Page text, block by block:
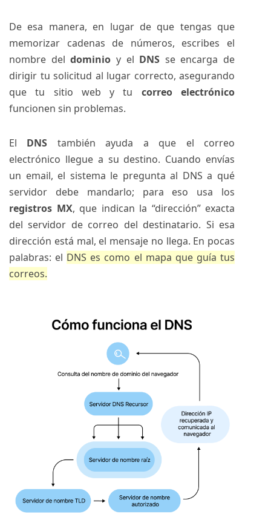
De esa manera, en lugar de que tengas que
memorizar cadenas de números, escribes el
nombre deldominio y el DNS se encarga de
dirigir tu solicitud al lugar correcto, asegurando
que tu sitio web y tu correo electrónico
funcionen sin problemas.
El DNS también ayuda a que el correo
electrónico llegue a su destino. Cuando envías
un email, el sistema le pregunta al DNS a qué
servidor debe mandarlo; para eso usa los
registros MX, que indican la “dirección” exacta
del servidor de correo del destinatario. Si esa
dirección está mal, el mensaje no llega. En pocas
palabras: el DNS es como el mapa que guía tus
correos.